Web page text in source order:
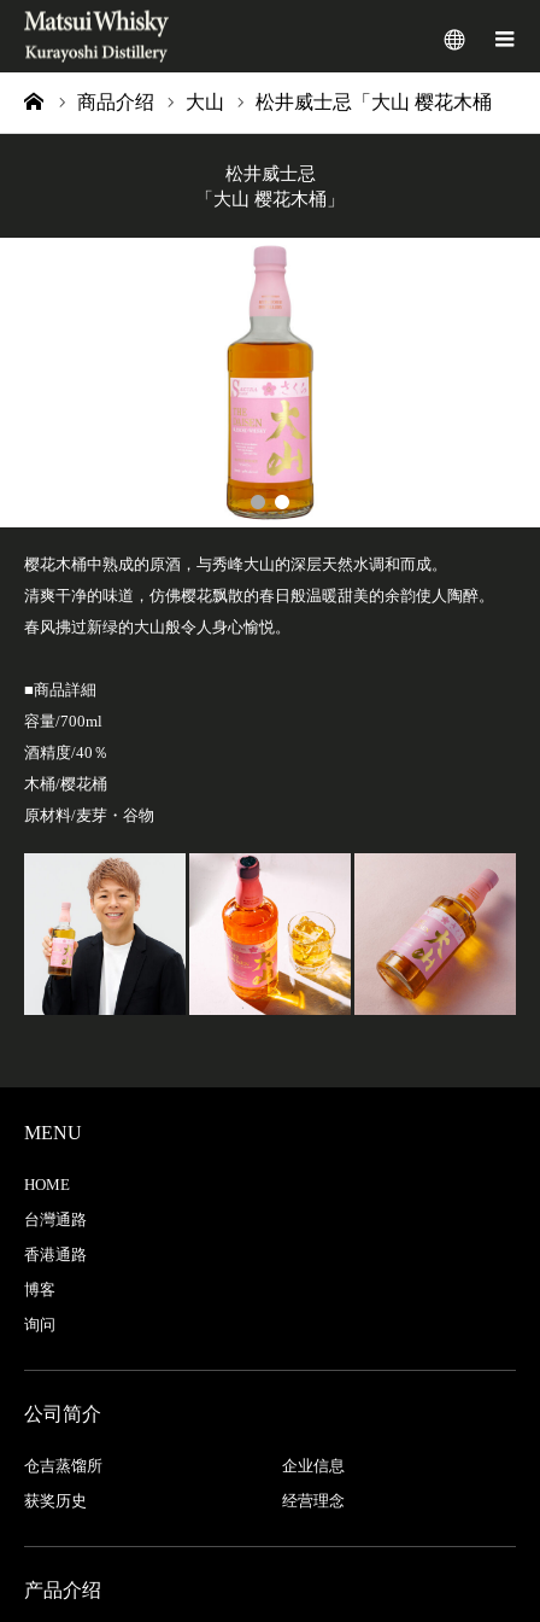
menu
商品介绍 大山 松井威士忌「大山 樱花木桶」
松井威士忌
「大山 樱花木桶」
樱花木桶中熟成的原酒，与秀峰大山的深层天然水调和而成。
清爽干净的味道，仿佛樱花飘散的春日般温暖甜美的余韵使人陶醉。
春风拂过新绿的大山般令人身心愉悦。
■商品詳細
容量/700ml
酒精度/40％
木桶/樱花桶
原材料/麦芽・谷物
MENU
HOME
台灣通路
香港通路
博客
询问
公司简介
仓吉蒸馏所
企业信息
获奖历史
经营理念
产品介绍